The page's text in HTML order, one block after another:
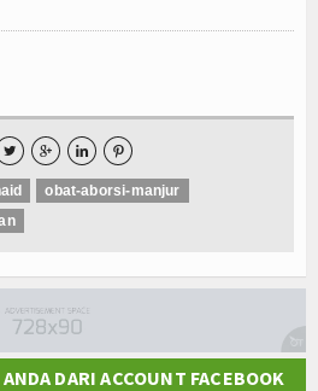
   
obat-aborsi-manjur
DARI ACCOUNT FACEBOOK